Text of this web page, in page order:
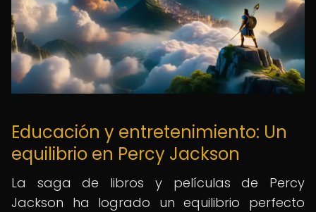
Educación y entretenimiento: Un
equilibrio en Percy Jackson
La saga de libros y películas de Percy
Jackson ha logrado un equilibrio perfecto